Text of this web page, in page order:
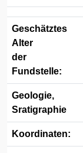
Geschätztes
Alter
der
Fundstelle:
Geologie,
Sratigraphie
Koordinaten: